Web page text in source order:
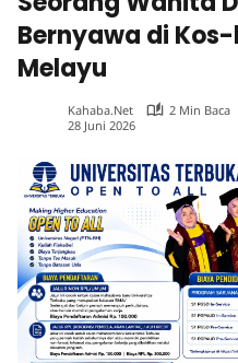
Bernyawa di
Melayu
Kahaba.net
2 Min Baca
28 Juni 2026